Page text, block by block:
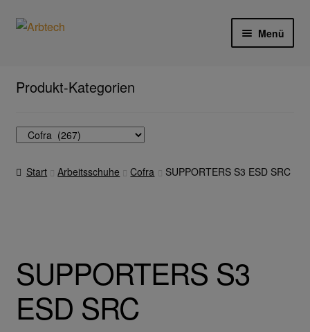
Zur
Zum
Menü
Aktionen und Angebote
Anfahrt
Ejendals
Trikot- Jersey- Strick- & Lederhandschuhe
Produkt-Kategorien
Start Arbeitsschuhe Cofra SUPPORTERS S3 ESD SRC
SUPPORTERS S3
ESD SRC